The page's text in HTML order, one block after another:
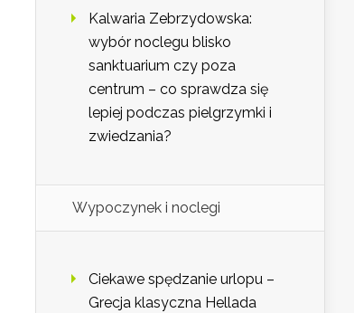
Kalwaria Zebrzydowska:
wybór noclegu blisko
sanktuarium czy poza
centrum – co sprawdza się
lepiej podczas pielgrzymki i
zwiedzania?
Wypoczynek i noclegi
Ciekawe spędzanie urlopu –
Grecja klasyczna Hellada